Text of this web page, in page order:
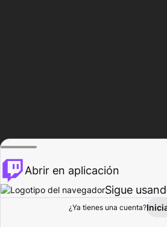
Explorar
Abrir en aplicación
Sigue
¿Ya tienes una cuenta?